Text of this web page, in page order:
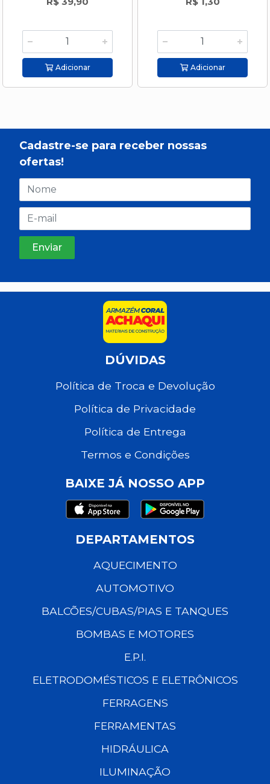
Adicionar Adicionar
Cadastre-se para receber nossas
ofertas!
DÚVIDAS
Política de Troca e Devolução
Política de Privacidade
Política de Entrega
Termos e Condições
BAIXE JÁ NOSSO APP
DEPARTAMENTOS
AQUECIMENTO
AUTOMOTIVO
BALCÕES/CUBAS/PIAS E TANQUES
BOMBAS E MOTORES
E.P.I.
ELETRODOMÉSTICOS E ELETRÔNICOS
FERRAGENS
FERRAMENTAS
HIDRÁULICA
ILUMINAÇÃO